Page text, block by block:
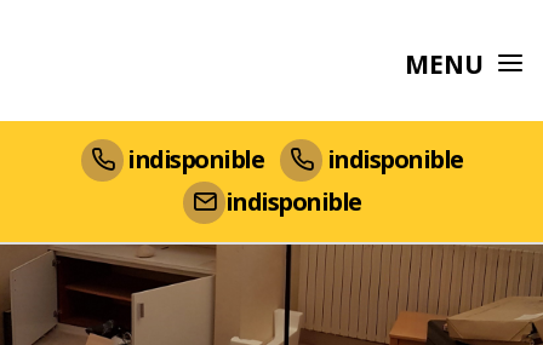
MENU
indisponible
indisponible
indisponible